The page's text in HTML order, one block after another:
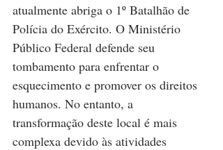
atualmente abriga o 1º Batalhão de
Polícia do Exército. O Ministério
Público Federal defende seu
tombamento para enfrentar o
esquecimento e promover os direitos
humanos. No entanto, a
transformação deste local é mais
complexa devido às atividades